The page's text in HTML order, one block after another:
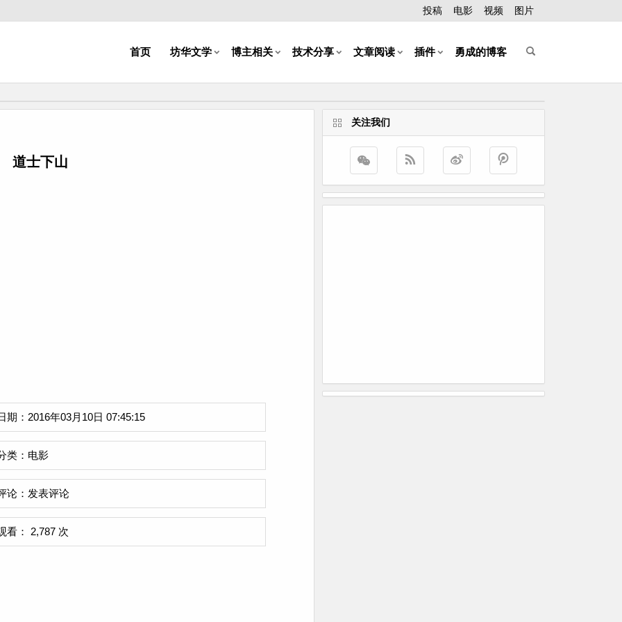
投稿 电影 视频 图片
首页 坊华文学 博主相关 技术分享 文章阅读 插件 勇成的博客
道士下山
期：2016年03月10日 07:45:15
类： 电影
论： 发表评论
看： 2,787 次
关注我们